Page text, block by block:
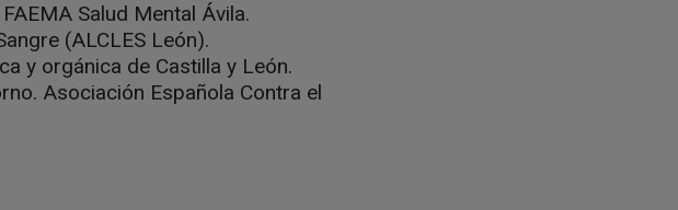
Salud Mental Ávila.
(ALCLES León).
y orgánica de Castilla y León.
Asociación Española Contra el